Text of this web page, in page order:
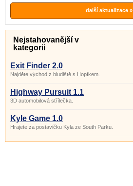
další aktualizace »
Nejstahovanější v
kategorii
Exit Finder 2.0
Najděte východ z bludiště s Hopíkem.
Highway Pursuit 1.1
3D automobilová střílečka.
Kyle Game 1.0
Hrajete za postavičku Kyla ze South Parku.